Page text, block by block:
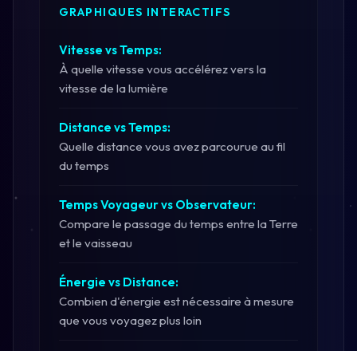
GRAPHIQUES INTERACTIFS
Vitesse vs Temps:
À quelle vitesse vous accélérez vers la
vitesse de la lumière
Distance vs Temps:
Quelle distance vous avez parcourue au fil
du temps
Temps Voyageur vs Observateur:
Compare le passage du temps entre la Terre
et le vaisseau
Énergie vs Distance:
Combien d'énergie est nécessaire à mesure
que vous voyagez plus loin